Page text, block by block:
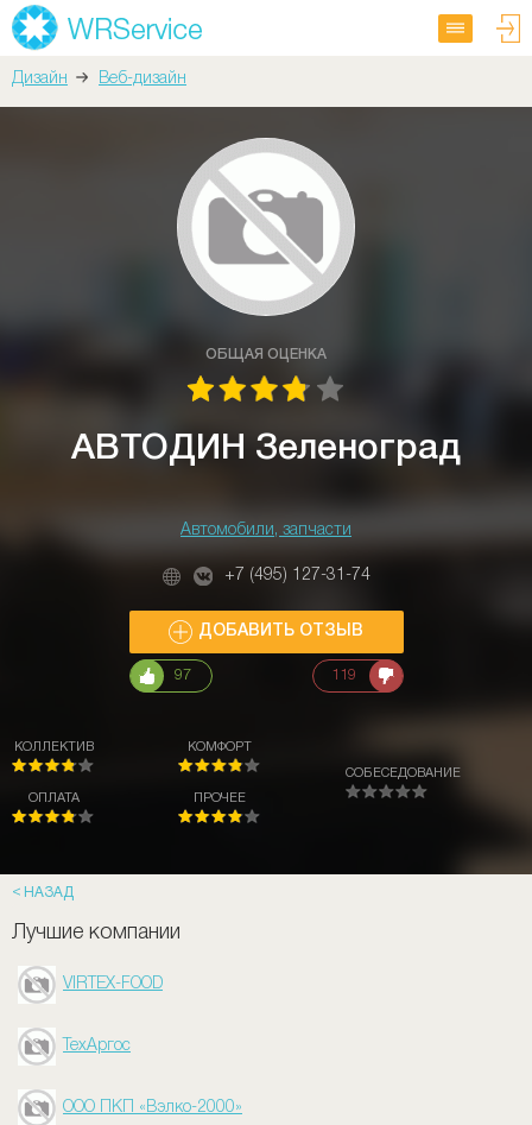
Дизайн Веб-дизайн
ОБЩАЯ ОЦЕНКА
АВТОДИН Зеленоград
Автомобили, запчасти
+7 (495) 127-31-74
ДОБАВИТЬ ОТЗЫВ
97 119
КОЛЛЕКТИВ
ОПЛАТА
КОМФОРТ
ПРОЧЕЕ
СОБЕСЕДОВАНИЕ
НАЗАД
Лучшие компании
VIRTEX-FOOD
ТехАргос
ООО ПКП «Вэлко-2000»